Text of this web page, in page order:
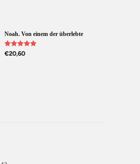
Noah. Von einem der überlebte
Bewertet mit
5.00
von 5
€20,60